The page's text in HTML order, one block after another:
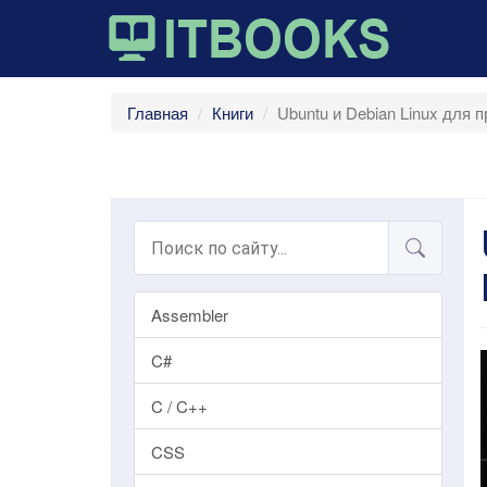
Главная Книги Ubuntu и Debian Linux для
Assembler
C#
C / C++
CSS